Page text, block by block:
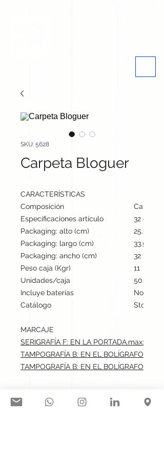
SKU: 5628
Carpeta Bloguer
CARACTERÍSTICAS
Composición
Cartón
Especificaciones artículo
32 cm /
Packaging: alto (cm)
25.5
Packaging: largo (cm)
33.5
Packaging: ancho (cm)
32
Peso caja (Kgr)
11
Unidades/caja
50
Incluye baterías
No
Catálogo
Stock
MARCAJE
SERIGRAFÍA F: EN LA PORTADA.max: 15x24
TAMPOGRAFÍA B: EN EL BOLÍGRAFO
TAMPOGRAFÍA B: EN EL BOLÍGRAFO